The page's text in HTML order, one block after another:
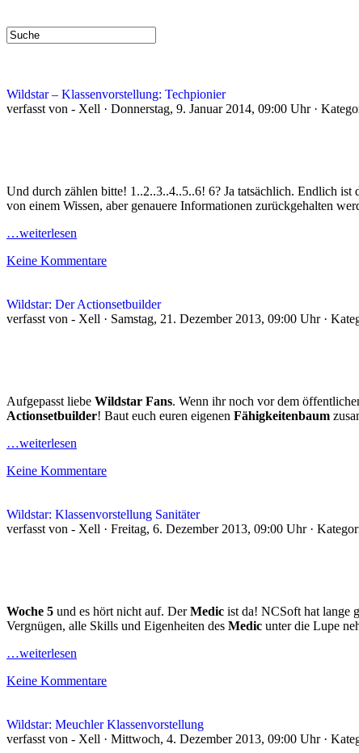
Wildstar – Klassenvorstellung: Techpionier
verfasst von - Xell · Donnerstag, 9. Januar 2014, 09:00 Uhr ·
Und durch zählen bitte! 1..2..3..4..5..6! 6? Ja tatsächlich. Endlich ist
von einem Wissen, aber genauere Informationen zurückgehalten
…weiterlesen
Keine Kommentare
Wildstar: Der Actionsetbuilder
verfasst von - Xell · Samstag, 21. Dezember 2013, 09:00 Uhr ·
Aufgepasst liebe Wildstar Fans. Wenn ihr noch vor dem
Actionsetbuilder! Baut euch euren eigenen Fähigkeitenbaum
…weiterlesen
Keine Kommentare
Wildstar: Klassenvorstellung Sanitäter
verfasst von - Xell · Freitag, 6. Dezember 2013, 09:00 Uhr ·
Woche 5 und es hört nicht auf. DerMedic ist da! NCSoft hat lange
Vergnügen, alle Skills und Eigenheiten des Medic unter die Lupe
…weiterlesen
Keine Kommentare
Wildstar: Meuchler Klassenvorstellung
verfasst von - Xell · Mittwoch, 4. Dezember 2013, 09:00 Uhr ·